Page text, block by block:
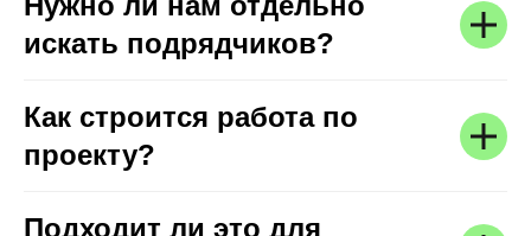
искать подрядчиков?
Как строится работа по
проекту?
Подходит ли это для